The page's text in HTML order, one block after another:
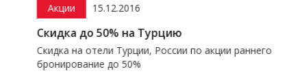
Акции 15.12.2016
Скидка до 50% на Турцию
Скидка на отели Турции, России по акции раннего
бронирование до 50%